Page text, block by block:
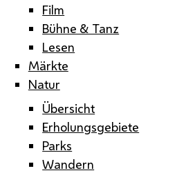
Film
Bühne & Tanz
Lesen
Märkte
Natur
Übersicht
Erholungsgebiete
Parks
Wandern